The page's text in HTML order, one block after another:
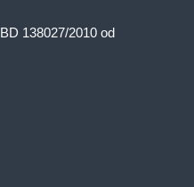
BD 138027/2010 od